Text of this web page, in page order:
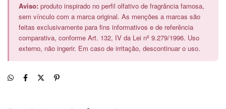
Aviso: produto inspirado no perfil olfativo de fragrância famosa,
sem vínculo com a marca original. As menções a marcas são
feitas exclusivamente para fins informativos e de referência
comparativa, conforme Art. 132, IV da Lei nº 9.279/1996. Uso
externo, não ingerir. Em caso de irritação, descontinuar o uso.